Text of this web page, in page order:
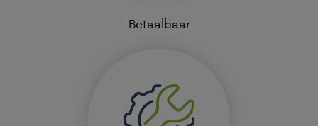
Betaalbaar